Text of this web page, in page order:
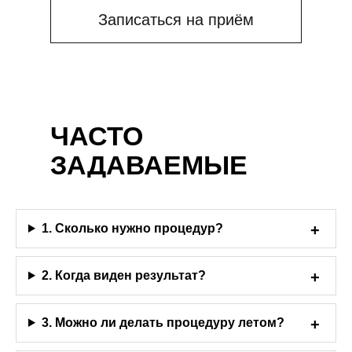
Записаться на приём
ЧАСТО
ЗАДАВАЕМЫЕ
1. Сколько нужно процедур?
2. Когда виден результат?
3. Можно ли делать процедуру летом?